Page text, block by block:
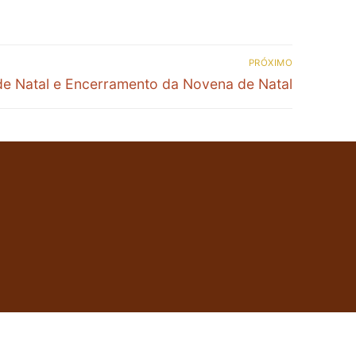
PRÓXIMO
Natal e Encerramento da Novena de Natal